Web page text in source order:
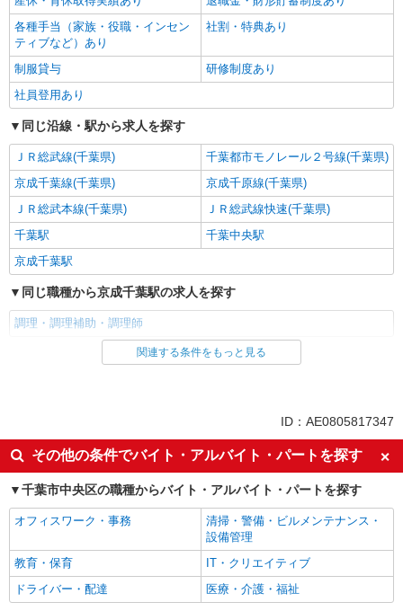
各種手当（家族・役職・インセン
ティブなど）あり
社割・特典あり
制服貸与
研修制度あり
社員登用あり
同じ沿線・駅から求人を探す
ＪＲ総武線(千葉県)
千葉都市モノレール２号線(千葉県)
京成千葉線(千葉県)
京成千原線(千葉県)
ＪＲ総武本線(千葉県)
ＪＲ総武線快速(千葉県)
千葉駅
千葉中央駅
京成千葉駅
同じ職種から京成千葉駅の求人を探す
調理・調理補助・調理師
同じ雇用形態から京成千葉駅の求人を探す
昼
夕方
夜
副業・WワークOK
入社日応相談
Web面接OK
友達と応募OK
職場見学OKまたは説明会あり
未経験歓迎
経験者・有資格者歓迎
新卒・第二新卒歓迎
女性活躍中
主婦・主夫歓迎
フリーター歓迎
関連する条件をもっと見る
ID：AE0805817347
その他の条件でバイト・アルバイト・パートを探す
千葉市中央区の職種からバイト・アルバイト・パートを探す
オフィスワーク・事務
清掃・警備・ビルメンテナンス・
設備管理
教育・保育
IT・クリエイティブ
ドライバー・配達
医療・介護・福祉